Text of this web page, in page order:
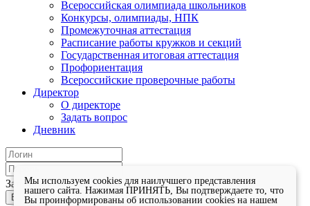
Всероссийская олимпиада школьников
Конкурсы, олимпиады, НПК
Промежуточная аттестация
Расписание работы кружков и секций
Государственная итоговая аттестация
Профориентация
Всероссийские проверочные работы
Директор
О директоре
Задать вопрос
Дневник
Запомнить меня
Войти
Мы используем cookies для наилучшего представления
нашего сайта. Нажимая ПРИНЯТЬ, Вы подтверждаете то, что
Вы проинформированы об использовании cookies на нашем